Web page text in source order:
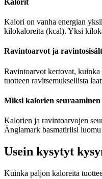
Kalori on vanha energian
kilokaloreita (kcal). Yksi
Ravintoarvot ja
Ravintoarvot kertovat, kuinka
tuotteen ravitsemuksellista
Miksi kalorien seuraaminen
Kalorien ja ravintoarvojen
Änglamark basmatiriisi
Usein kysytyt
Kuinka paljon kaloreita